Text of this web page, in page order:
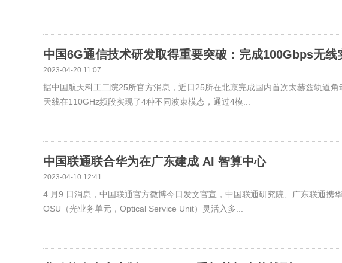
中国6G通信技术研发取得重要突破：完成100Gbps无线
2023-04-20 11:07
据中国航天科工二院25所官方消息，近日25所在北京完成国内首次太赫兹轨道
天线在110GHz频段实现了4种不同波束模态，通过4模...
中国联通联合华为在广东建成 AI 智算中心
2023-04-10 12:41
4 月9 日消息，中国联通官方微博今日发文官宣，中国联通研究院、广东联通携
OSU（光业务单元，Optical Service Unit）灵活入多...